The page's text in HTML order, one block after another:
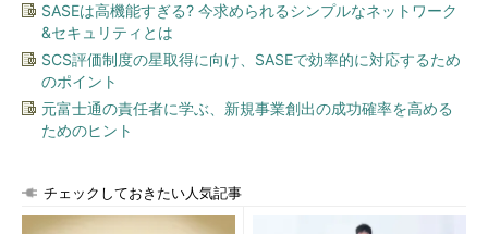
SASEは高機能すぎる? 今求められるシンプルなネットワーク
&セキュリティとは
SCS評価制度の星取得に向け、SASEで効率的に対応するため
のポイント
元富士通の責任者に学ぶ、新規事業創出の成功確率を高める
ためのヒント
チェックしておきたい人気記事